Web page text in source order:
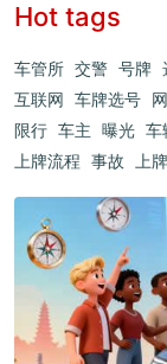
Hot tags
车管所 交警 号牌
互联网
车牌选号
限行 车主 曝光 车
上牌流程 事故 上